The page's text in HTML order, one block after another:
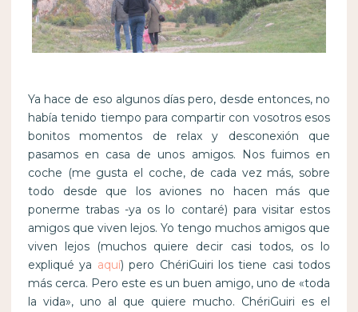
Ya hace de eso algunos días pero, desde entonces, no
había tenido tiempo para compartir con vosotros esos
bonitos momentos de relax y desconexión que
pasamos en casa de unos amigos. Nos fuimos en
coche (me gusta el coche, de cada vez más, sobre
todo desde que los aviones no hacen más que
ponerme trabas -ya os lo contaré) para visitar estos
amigos que viven lejos. Yo tengo muchos amigos que
viven lejos (muchos quiere decir casi todos, os lo
expliqué ya aquí) pero ChériGuiri los tiene casi todos
más cerca. Pero este es un buen amigo, uno de «toda
la vida», uno al que quiere mucho. ChériGuiri es el